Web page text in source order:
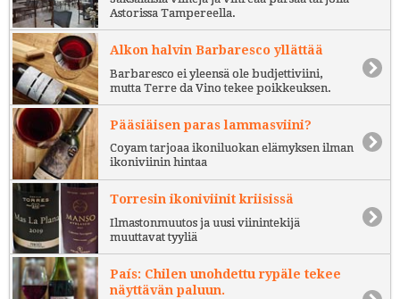
Astorissa Tampereella.
Alkon halvin Barbaresco yllättää
Barbaresco ei yleensä ole budjettiviini,
mutta Terre da Vino tekee poikkeuksen.
Pääsiäisen paras lammasviini?
Coyam tarjoaa ikoniluokan elämyksen ilman
ikoniviinin hintaa
Torresin ikoniviinit kriisissä
Ilmastonmuutos ja uusi viinintekijä
muuttavat tyyliä
País: Chilen unohdettu rypäle tekee
näyttävän paluun.